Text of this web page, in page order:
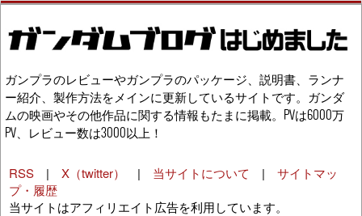
ガンプラのレビューやガンプラのパッケージ、説明書、ランナ
ー紹介、製作方法をメインに更新しているサイトです。ガンダ
ムの映画やその他作品に関する情報もたまに掲載。PVは6000万
PV、レビュー数は3000以上！
RSS | X（twitter） | 当サイトについて | サイトマッ
プ・履歴
当サイトはアフィリエイト広告を利用しています。